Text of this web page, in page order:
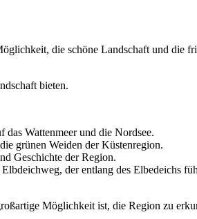
die schöne Landschaft und die
bieten.
Wattenmeer und die Nordsee.
grünen Weiden der Küstenregion.
Geschichte der Region.
der entlang des Elbedeichs
Möglichkeit ist, die Region zu